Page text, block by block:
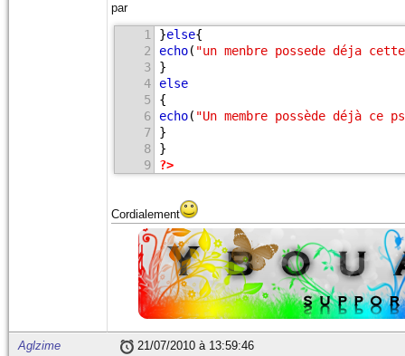
par
1
2
3
4
5
6
7
8
9
}else{
echo( "un menbre possede déja
}
else
{
echo( "Un membre possède déjà ce
}
}
?>
Cordialement
Aglzime 21/07/2010 à 13:59:46